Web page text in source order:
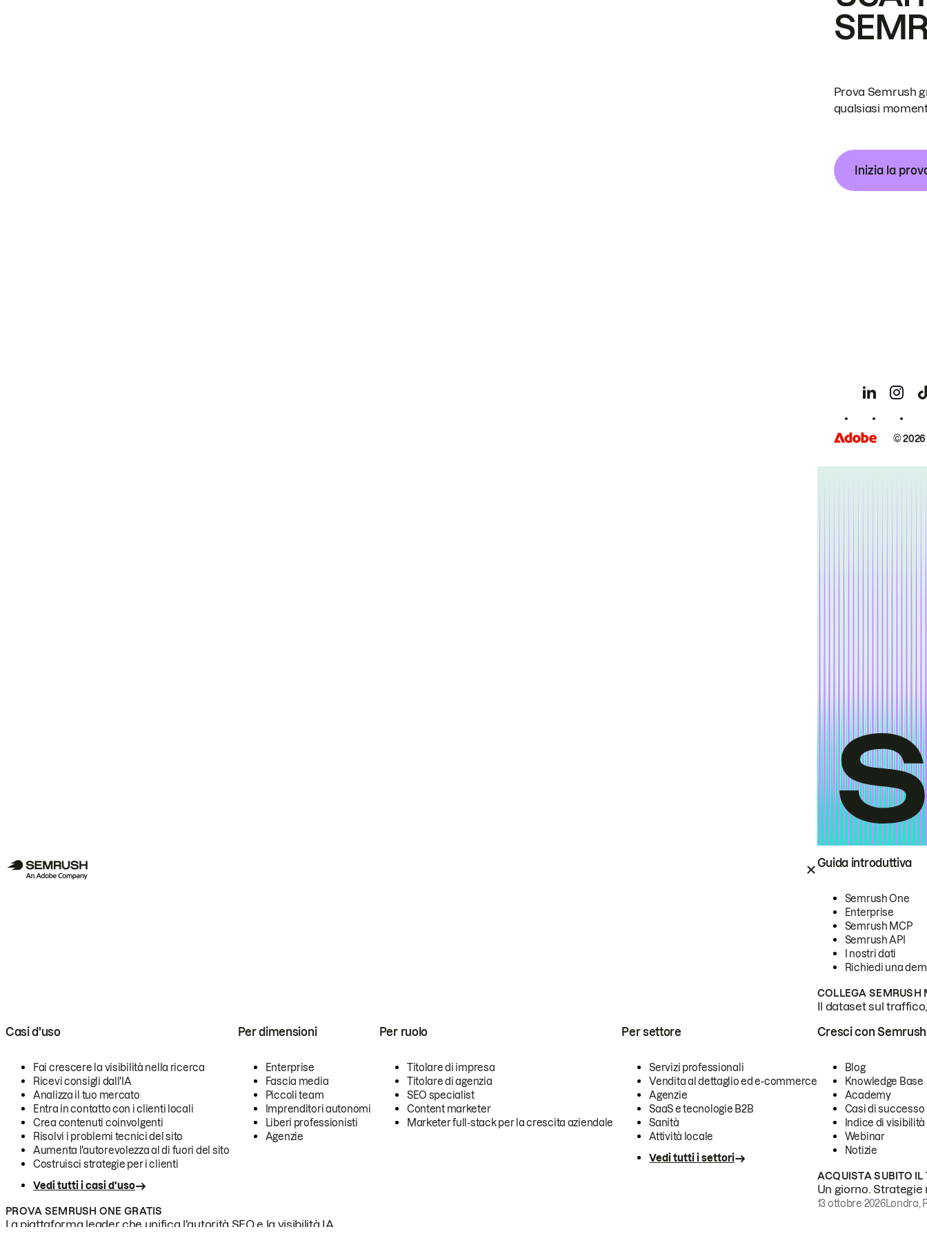
Guida introduttiva
Semrush One
Enterprise
Semrush MCP
Semrush API
I nostri dati
Richiedi una
COLLEGA SEMRUSH
Il dataset sul
Casi d'uso
Fai crescere la visibilità nella ricerca
Ricevi consigli dall'IA
Analizza il tuo mercato
Entra in contatto con i clienti locali
Crea contenuti coinvolgenti
Risolvi i problemi tecnici del sito
Aumenta l'autorevolezza al di fuori del sito
Costruisci strategie per i clienti
Vedi tutti i casi d'uso
Per dimensioni
Enterprise
Fascia media
Piccoli team
Imprenditori autonomi
Liberi professionisti
Agenzie
Per ruolo
Titolare di impresa
Titolare di agenzia
SEO specialist
Content marketer
Marketer full-stack per la crescita aziendale
Per settore
Servizi professionali
Vendita al dettaglio ed e-commerce
Agenzie
SaaS e tecnologie B2B
Sanità
Attività locale
Vedi tutti i settori
PROVA SEMRUSH ONE GRATIS
La piattaforma leader che unifica l'autorità SEO e la visibilità IA.
Cresci con Semrush
Blog
Knowledge Base
Academy
Casi di successo
Indice di visibilità
Webinar
Notizie
ACQUISTA SUBITO IL
Un giorno.
13 ottobre 2026Londra,
Prova Semrush
qualsiasi
Inizia la
©